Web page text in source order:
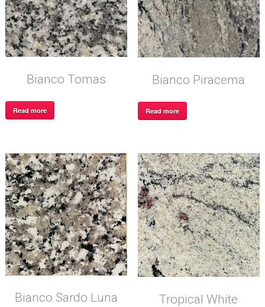
Bianco Tomas
Read more
Bianco Piracema
Read more
Bianco Sardo Luna
Tropical White